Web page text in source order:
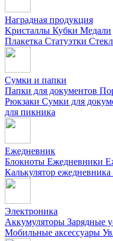
Наградная продукция
Kристаллы Кубки Медали
Плакетка Статуэтки
Сумки и папки
Папки для документов
Рюкзаки Сумки для
для пикника
Ежедневник
Блокноты Ежедневники
Калькулятор ежедневника
Электроника
Аккумуляторы Зарядные
Мобильные аксессуары